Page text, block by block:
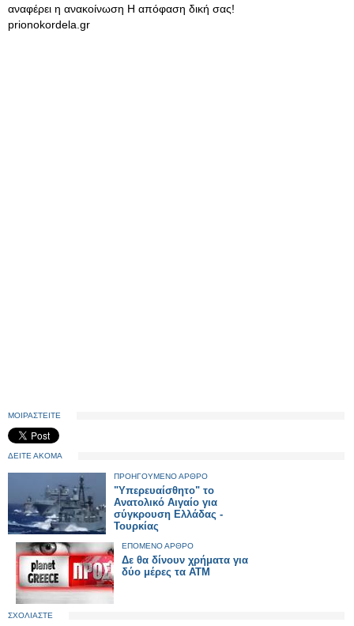
αναφέρει η ανακοίνωση Η απόφαση δική σας!
prionokordela.gr
ΜΟΙΡΑΣΤΕΙΤΕ
ΔΕΙΤΕ ΑΚΟΜΑ
ΠΡΟΗΓΟΥΜΕΝΟ ΑΡΘΡΟ
"Υπερευαίσθητο" το
Ανατολικό Αιγαίο για
σύγκρουση Ελλάδας -
Τουρκίας
ΕΠΟΜΕΝΟ ΑΡΘΡΟ
Δε θα δίνουν χρήματα για
δύο μέρες τα ΑΤΜ
ΣΧΟΛΙΑΣΤΕ